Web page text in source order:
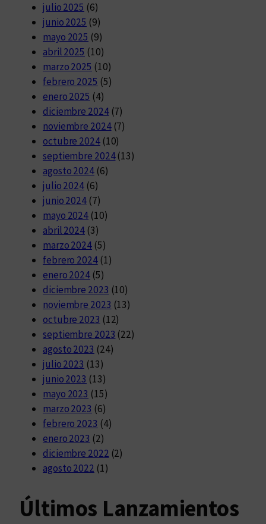
julio 2025 (6)
junio 2025 (9)
mayo 2025 (9)
abril 2025 (10)
marzo 2025 (10)
febrero 2025 (5)
enero 2025 (4)
diciembre 2024(7)
noviembre 2024(7)
octubre 2024(10)
septiembre 2024(13)
agosto 2024(6)
julio 2024 (6)
junio 2024 (7)
mayo 2024 (10)
abril 2024 (3)
marzo 2024 (5)
febrero 2024(1)
enero 2024 (5)
diciembre 2023 (10)
noviembre 2023 (13)
octubre 2023 (12)
septiembre 2023 (22)
agosto 2023 (24)
julio 2023 (13)
junio 2023 (13)
mayo 2023 (15)
marzo 2023 (6)
febrero 2023 (4)
enero 2023 (2)
diciembre 2022 (2)
agosto 2022 (1)
Últimos Lanzamientos